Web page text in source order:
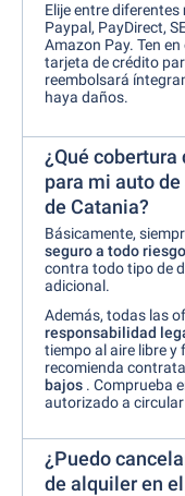
Elije entre diferentes
Paypal, PayDirect,
Amazon Pay. Ten
tarjeta de crédito
reembolsará
haya daños.
¿Qué
para mi auto
de Catania?
Básicamente,
seguro a todo
contra todo tipo de
adicional.
Además, todas las
responsabilidad
tiempo al aire libre y
recomienda
bajos . Comprueba
autorizado a
¿Puedo
de alquiler en